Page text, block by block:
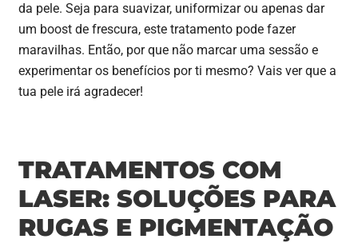
da pele. Seja para suavizar, uniformizar ou apenas dar
um boost de frescura, este tratamento pode fazer
maravilhas. Então, por que não marcar uma sessão e
experimentar os benefícios por ti mesmo? Vais ver que a
tua pele irá agradecer!
TRATAMENTOS COM
LASER: SOLUÇÕES PARA
RUGAS E PIGMENTAÇÃO